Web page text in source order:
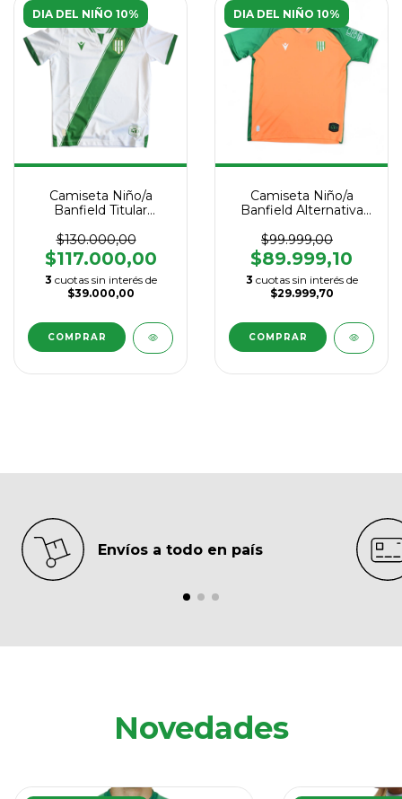
DIA DEL NIÑO 10%
Camiseta Niño/a
Banfield Titular
$130.000,00
$117.000,00
3 cuotas sin interés de
$39.000,00
COMPRAR
DIA DEL NIÑO 10%
Camiseta Niño/a
Banfield Alternativa
$99.999,00
$89.999,10
3 cuotas sin interés de
$29.999,70
COMPRAR
Envíos a todo en país
Novedades